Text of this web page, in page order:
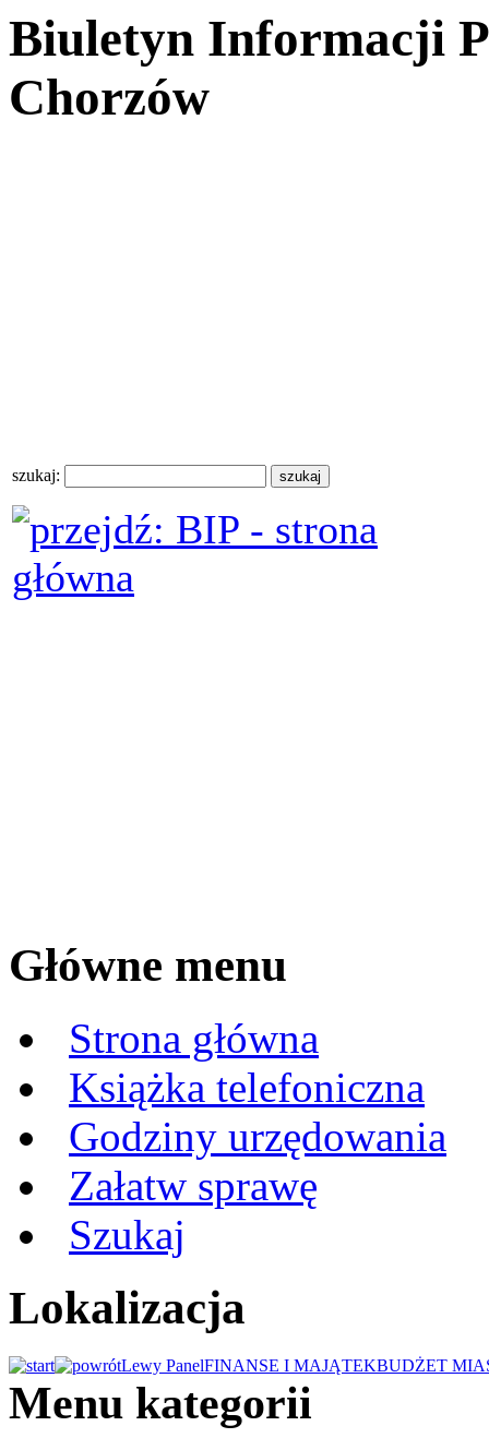
Biuletyn Informacji
Chorzów
szukaj:
Główne menu
Strona główna
Książka telefoniczna
Godziny urzędowania
Załatw sprawę
Szukaj
Lokalizacja
Lewy PanelFINANSE I MAJĄTEKBUDŻET
Menu kategorii